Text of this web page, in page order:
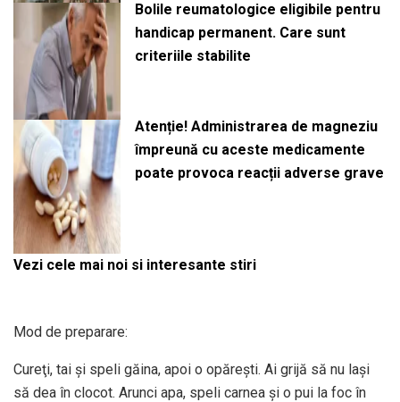
Bolile reumatologice eligibile pentru
handicap permanent. Care sunt
criteriile stabilite
Atenție! Administrarea de magneziu
împreună cu aceste medicamente
poate provoca reacții adverse grave
Vezi cele mai noi si interesante stiri
Mod de preparare:
Cureţi, tai şi speli găina, apoi o opăreşti. Ai grijă să nu laşi
să dea în clocot. Arunci apa, speli carnea şi o pui la foc în